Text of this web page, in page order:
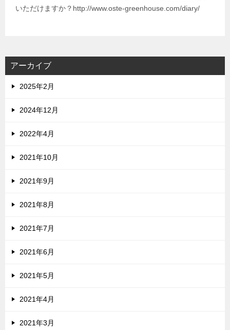
いただけますか？http://www.oste-greenhouse.com/diary/
アーカイブ
2025年2月
2024年12月
2022年4月
2021年10月
2021年9月
2021年8月
2021年7月
2021年6月
2021年5月
2021年4月
2021年3月